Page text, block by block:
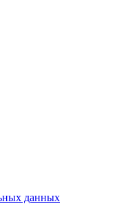
данных